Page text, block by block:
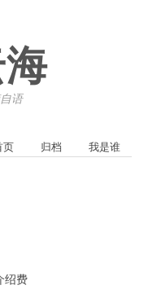
语
页 归档 我是谁
绍费